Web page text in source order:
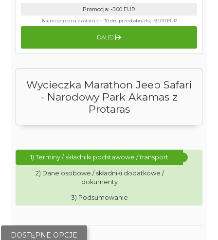
Wycieczka Marathon Jeep Safari
- Narodowy Park Akamas z
Protaras
1) Terminy / składniki podstawowe / transport
2) Dane osobowe / składniki dodatkowe /
dokumenty
3) Podsumowanie
DOSTĘPNE OPCJE
Promocja: -5.00 EUR
Najniższa cena z ostatnich 30 dni przed obniżką:90.00 EUR
DALEJ